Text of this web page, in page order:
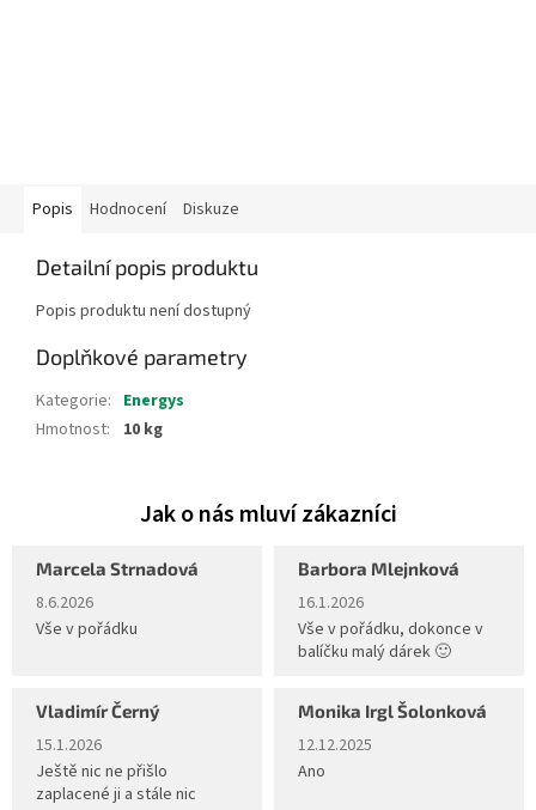
Popis Hodnocení Diskuze
Detailní popis produktu
Popis produktu není dostupný
Doplňkové parametry
Kategorie: Energys
Hmotnost: 10 kg
Marcela Strnadová
Hodnocení obchodu je 5 z 5 hvězdiček.
8.6.2026
Vše v pořádku
Barbora Mlejnková
Hodnocení obchodu je 5 z 5
16.1.2026
Vše v pořádku, dokonce v
balíčku malý dárek 🙂
Vladimír Černý
Hodnocení obchodu je 5 z 5 hvězdiček.
15.1.2026
Ještě nic ne přišlo
zaplacené ji a stále nic
Monika Irgl Šolonková
Hodnocení obchodu je 5 z 5
12.12.2025
Ano